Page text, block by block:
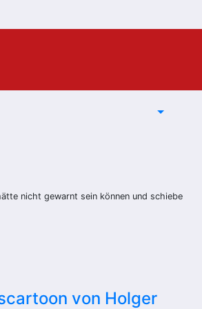
nicht gewarnt sein können und schiebe
von Holger